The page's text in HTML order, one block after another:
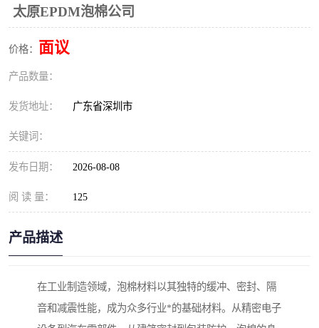
太原EPDM泡棉公司
价格： 面议
产品数量：
发货地址： 广东省深圳市
关键词：
发布日期： 2026-08-08
阅 读 量： 125
产品描述
在工业制造领域，泡棉材料以其独特的缓冲、密封、隔
音和减震性能，成为众多行业*的基础材料。从精密电子